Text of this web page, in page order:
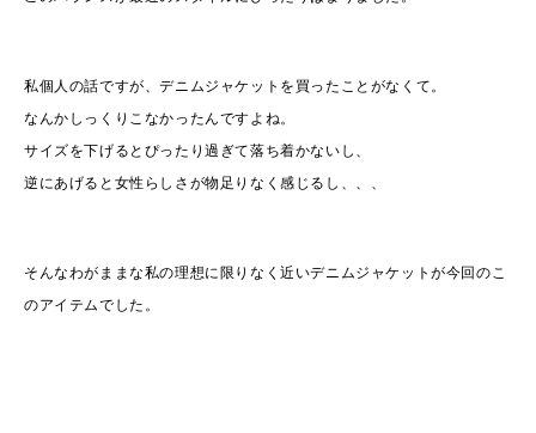
私個人の話ですが、デニムジャケットを買ったことがなくて。
なんかしっくりこなかったんですよね。
サイズを下げるとぴったり過ぎて落ち着かないし、
逆にあげると女性らしさが物足りなく感じるし、、、
そんなわがままな私の理想に限りなく近いデニムジャケットが今回のこ
のアイテムでした。